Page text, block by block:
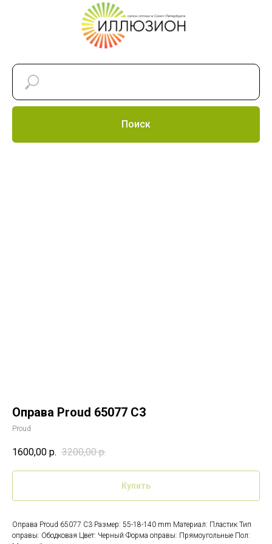
Поиск
Оправа Proud 65077 С3
Proud
1600,00 р. 3200,00 р.
Купить
Оправа Proud 65077 С3 Размер: 55-18-140 mm Материал: Пластик Тип
оправы: Ободковая Цвет: Черный Форма оправы: Прямоугольные Пол: